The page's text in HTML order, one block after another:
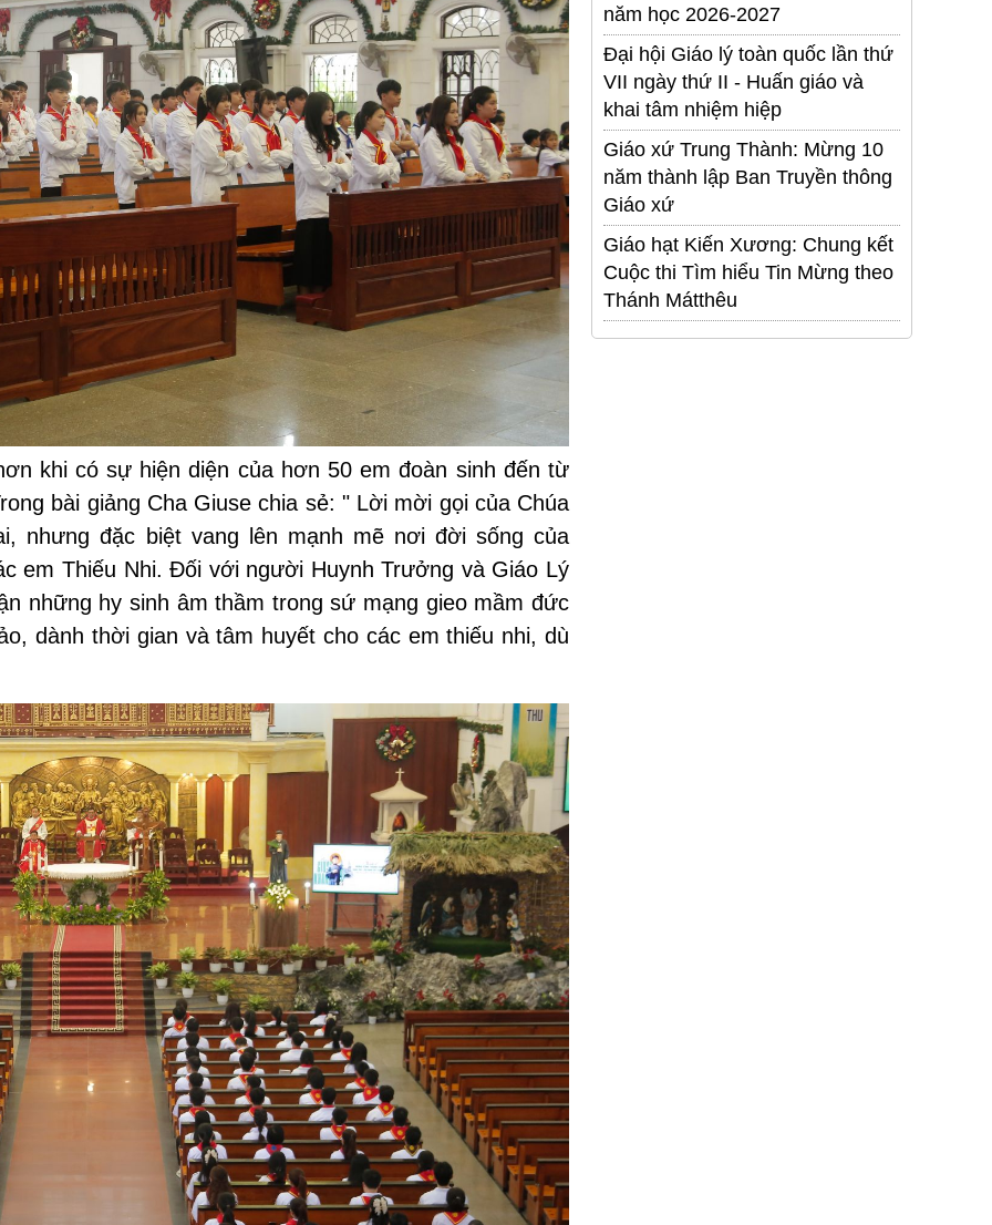
khi có sự hiện diện của hơn 50 em đoàn sinh đến từ
bài giảng Cha Giuse chia sẻ: " Lời mời gọi của Chúa
nhưng đặc biệt vang lên mạnh mẽ nơi đời sống của
em Thiếu Nhi. Đối với người Huynh Trưởng và Giáo Lý
những hy sinh âm thầm trong sứ mạng gieo mầm đức
dành thời gian và tâm huyết cho các em thiếu nhi, dù
năm học 2026-2027
Đại hội Giáo lý toàn quốc lần thứ
VII ngày thứ II - Huấn giáo và
khai tâm nhiệm hiệp
Giáo xứ Trung Thành: Mừng 10
năm thành lập Ban Truyền thông
Giáo xứ
Giáo hạt Kiến Xương: Chung kết
Cuộc thi Tìm hiểu Tin Mừng theo
Thánh Mátthêu